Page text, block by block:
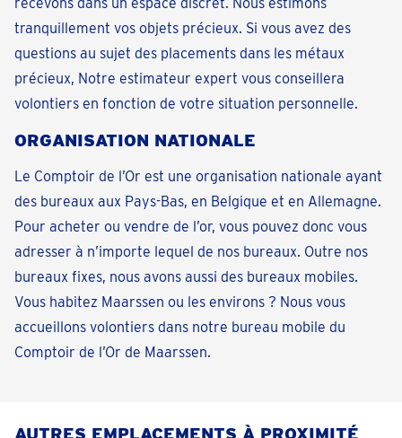
tranquillement vos objets précieux. Si vous avez des
questions au sujet des placements dans les métaux
précieux, Notre estimateur expert vous conseillera
volontiers en fonction de votre situation personnelle.
ORGANISATION NATIONALE
Le Comptoir de l’Or est une organisation nationale ayant
des bureaux aux Pays-Bas, en Belgique et en Allemagne.
Pour acheter ou vendre de l’or, vous pouvez donc vous
adresser à n’importe lequel de nos bureaux. Outre nos
bureaux fixes, nous avons aussi des bureaux mobiles.
Vous habitez Maarssen ou les environs ? Nous vous
accueillons volontiers dans notre bureau mobile du
Comptoir de l’Or de Maarssen.